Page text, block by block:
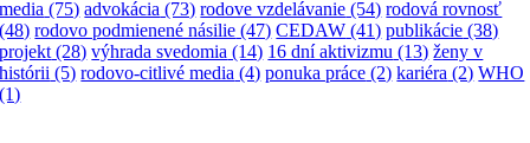
media (75) advokácia (73) rodove vzdelávanie (54) rodová rovnosť
(48) rodovo podmienené násilie (47) CEDAW (41) publikácie (38)
projekt (28) výhrada svedomia (14) 16 dní aktivizmu (13) ženy v
histórii (5) rodovo-citlivé media (4) ponuka práce (2) kariéra (2) WHO
(1)